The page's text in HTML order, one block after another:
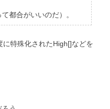
都合がいいのだ）。
特殊化されたHigh[]などを